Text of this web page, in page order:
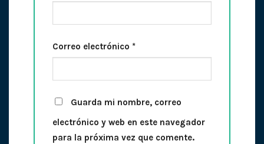
Correo electrónico *
Guarda mi nombre, correo
electrónico y web en este navegador
para la próxima vez que comente.